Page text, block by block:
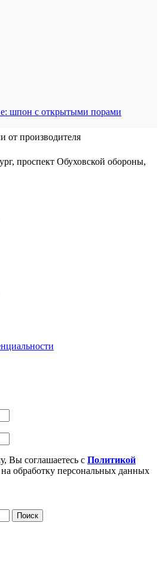
шпон с открытыми порами
от производителя
проспект Обуховской обороны,
Вы соглашаетесь с Политикой
обработку персональных данных
Поиск